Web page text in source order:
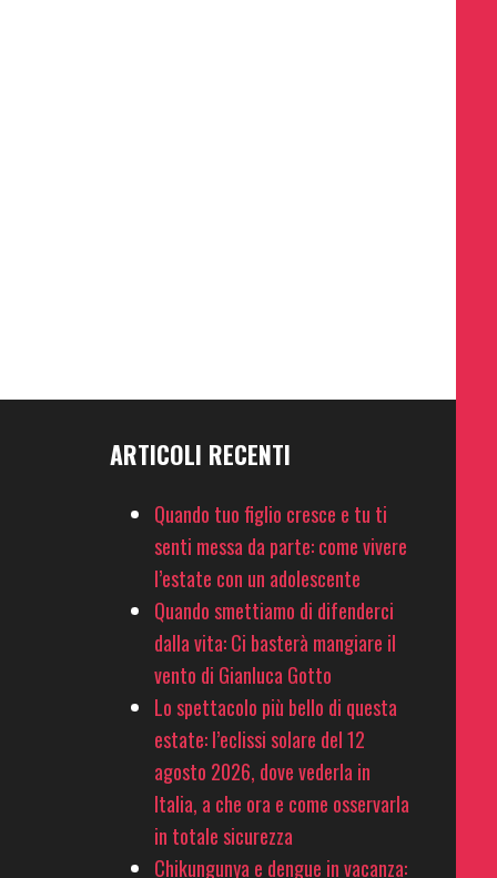
ARTICOLI RECENTI
Quando tuo figlio cresce e tu ti
senti messa da parte: come vivere
l’estate con un adolescente
Quando smettiamo di difenderci
dalla vita: Ci basterà mangiare il
vento di Gianluca Gotto
Lo spettacolo più bello di questa
estate: l’eclissi solare del 12
agosto 2026, dove vederla in
Italia, a che ora e come osservarla
in totale sicurezza
Chikungunya e dengue in vacanza: